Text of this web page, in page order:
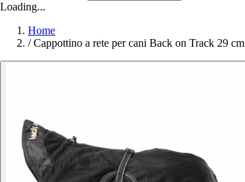
Loading...
Home
/ Cappottino a rete per cani Back on Track 29 cm